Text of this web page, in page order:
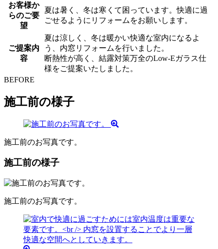
お客様か
らのご要
望
夏は暑く、冬は寒くて困っています。快適に過
ごせるようにリフォームをお願いします。
ご提案内
容
夏は涼しく、冬は暖かい快適な室内になるよ
う、内窓リフォームを行いました。
断熱性が高く、結露対策万全のLow-Eガラス仕
様をご提案いたしました。
BEFORE
施工前の様子
施工前のお写真です。
施工前の様子
施工前のお写真です。